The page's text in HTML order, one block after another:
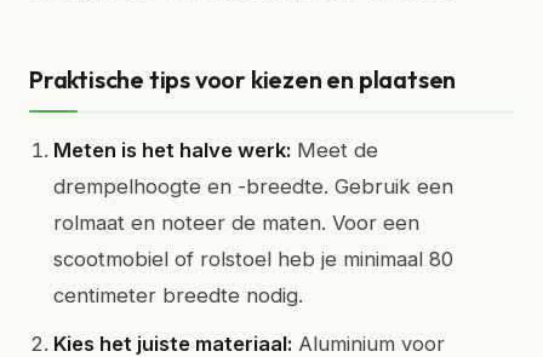
Praktische tips voor kiezen en plaatsen
Meten is het halve werk: Meet de
drempelhoogte en -breedte. Gebruik een
rolmaat en noteer de maten. Voor een
scootmobiel of rolstoel heb je minimaal 80
centimeter breedte nodig.
Kies het juiste materiaal: Aluminium voor